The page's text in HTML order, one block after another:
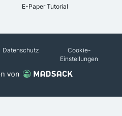
E-Paper Tutorial
Datenschutz
Cookie-
Einstellungen